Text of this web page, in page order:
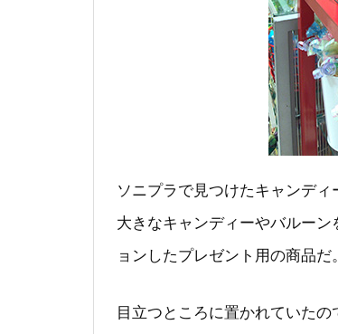
ソニプラで見つけたキャンディ
大きなキャンディーやバルー
ョンしたプレゼント用の商品だ。
目立つところに置かれていたの